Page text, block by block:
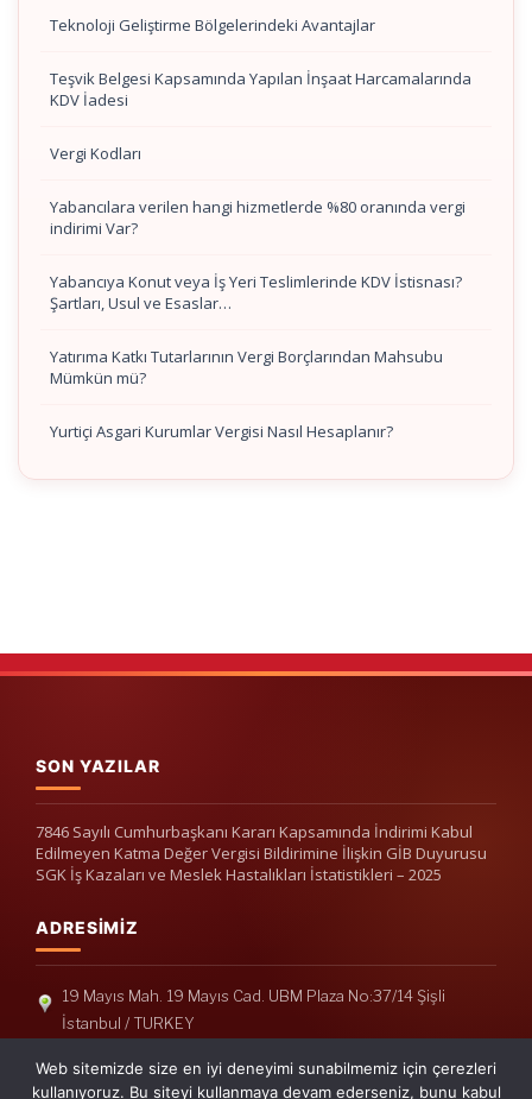
Teknoloji Geliştirme Bölgelerindeki Avantajlar
Teşvik Belgesi Kapsamında Yapılan İnşaat Harcamalarında
KDV İadesi
Vergi Kodları
Yabancılara verilen hangi hizmetlerde %80 oranında vergi
indirimi Var?
Yabancıya Konut veya İş Yeri Teslimlerinde KDV İstisnası?
Şartları, Usul ve Esaslar…
Yatırıma Katkı Tutarlarının Vergi Borçlarından Mahsubu
Mümkün mü?
Yurtiçi Asgari Kurumlar Vergisi Nasıl Hesaplanır?
SON YAZILAR
7846 Sayılı Cumhurbaşkanı Kararı Kapsamında İndirimi Kabul
Edilmeyen Katma Değer Vergisi Bildirimine İlişkin GİB Duyurusu
SGK İş Kazaları ve Meslek Hastalıkları İstatistikleri – 2025
ADRESIMIZ
19 Mayıs Mah. 19 Mayıs Cad. UBM Plaza No:37/14 Şişli
İstanbul / TURKEY
Telefon: +90(212) 240 33 39
Telefon: +90(212) 248 19 36
Web sitemizde size en iyi deneyimi sunabilmemiz için çerezleri
kullanıyoruz. Bu siteyi kullanmaya devam ederseniz, bunu kabul